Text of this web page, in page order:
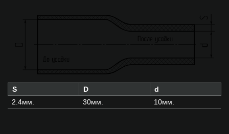
S D
d
2.4мм.
30мм. 10мм.